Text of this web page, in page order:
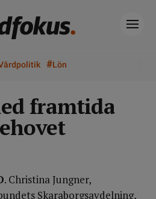
#Lön
framtida
. Christina Jungner,
Skaraborgsavdelning,